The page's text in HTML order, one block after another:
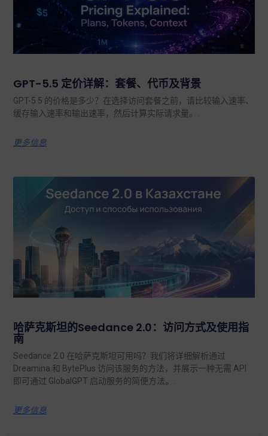
GPT-5.5 定价详解：套餐、代币及背景
GPT-5.5 的价格是多少？在选择访问套餐之前，请比较输入速率、
缓存输入速率和输出速率，然后计算实际请求量。.
更多信息
哈萨克斯坦的Seedance 2.0：访问方式及使用指
南
Seedance 2.0 在哈萨克斯坦可用吗？我们将详细解析通过
Dreamina 和 BytePlus 访问该服务的方法，并展示一种无需 API
即可通过 GlobalGPT 启动服务的简便方法。.
更多信息